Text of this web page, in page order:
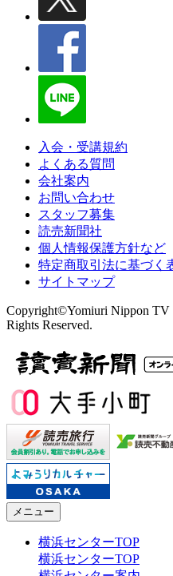
入会・受講規約
よくある質問
会社案内
お問い合わせ
スタッフ募集
読売新聞社
個人情報保護方針など
特定商取引法に基づく
サイトマップ
Copyright©Yomiuri Nippon TV
Rights Reserved.
メニュー
横浜センターTOP
横浜センターTOP